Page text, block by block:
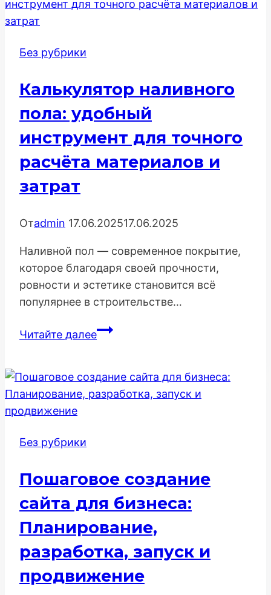
магазина
Без рубрики
Калькулятор наливного
пола: удобный
инструмент для точного
расчёта материалов и
затрат
Отadmin 17.06.202517.06.2025
Наливной пол — современное покрытие,
которое благодаря своей прочности,
ровности и эстетике становится всё
популярнее в строительстве…
Читайте далееКалькулятор
удобный
инструмент
и
затрат
Без рубрики
Пошаговое создание
сайта для бизнеса:
Планирование,
разработка, запуск и
продвижение